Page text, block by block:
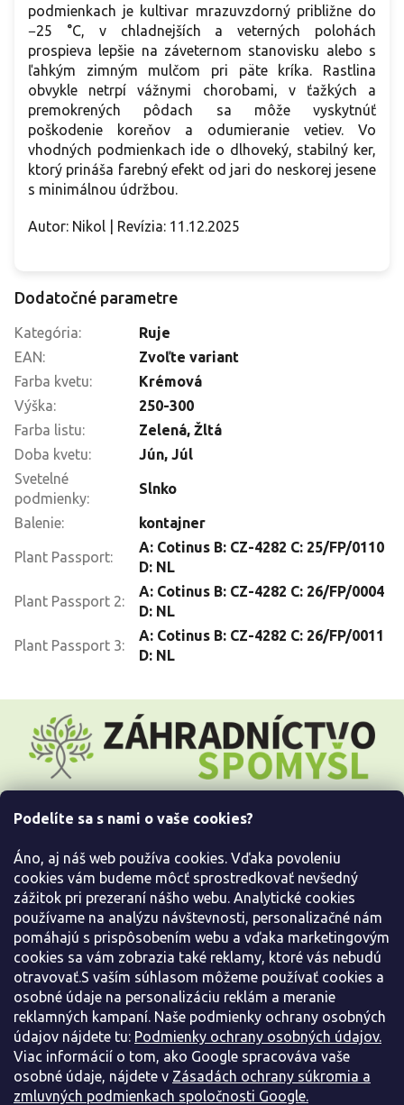
Podelíte sa s nami o vaše cookies?
Áno, aj náš web používa cookies. Vďaka povoleniu
cookies vám budeme môcť sprostredkovať nevšedný
zážitok pri prezeraní nášho webu. Analytické cookies
používame na analýzu návštevnosti, personalizačné nám
pomáhajú s prispôsobením webu a vďaka marketingovým
cookies sa vám zobrazia také reklamy, ktoré vás nebudú
otravovať.S vaším súhlasom môžeme používať cookies a
osobné údaje na personalizáciu reklám a meranie
reklamných kampaní. Naše podmienky ochrany osobných
údajov nájdete tu: Podmienky ochrany osobných údajov.
Viac informácií o tom, ako Google spracováva vaše
osobné údaje, nájdete v Zásadách ochrany súkromia a
zmluvných podmienkach spoločnosti Google.
podmienkach je kultivar mrazuvzdorný približne do
−25 °C, v chladnejších a veterných polohách
prospieva lepšie na záveternom stanovisku alebo s
ľahkým zimným mulčom pri päte kríka. Rastlina
obvykle netrpí vážnymi chorobami, v ťažkých a
premokrených pôdach sa môže vyskytnúť
poškodenie koreňov a odumieranie vetiev. Vo
vhodných podmienkach ide o dlhoveký, stabilný ker,
ktorý prináša farebný efekt od jari do neskorej jesene
s minimálnou údržbou.
Autor: Nikol | Revízia: 11.12.2025
Dodatočné parametre
Kategória:
Ruje
EAN:
Zvoľte variant
Farba kvetu:
Krémová
Výška:
250-300
Farba listu:
Zelená, Žltá
Doba kvetu: Jún, Júl
Svetelné
podmienky:
Slnko
Balenie: kontajner
Plant Passport:
A: Cotinus B: CZ-4282 C: 25/FP/0110
D: NL
Plant Passport 2:
A: Cotinus B: CZ-4282 C: 26/FP/0004
D: NL
Plant Passport 3:
A: Cotinus B: CZ-4282 C: 26/FP/0011
D: NL
t
Informácie pre Vás
Kontaktujte nás